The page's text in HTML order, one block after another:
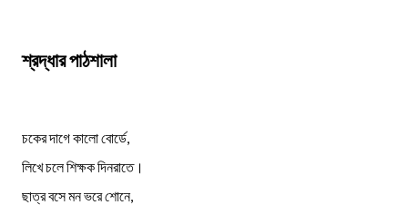
শ্রদ্ধার পাঠশালা
চকের দাগে কালো বোর্ডে,
লিখে চলে শিক্ষক দিনরাতে।
ছাত্র বসে মন ভরে শোনে,